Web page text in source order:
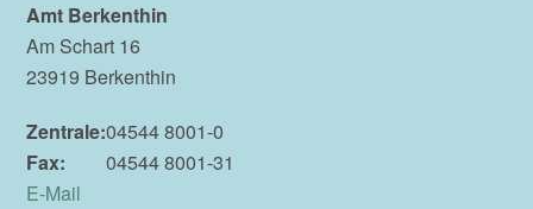
Amt Berkenthin
Am Schart 16
23919 Berkenthin
Zentrale:04544 8001-0
Fax:
04544 8001-31
E-Mail